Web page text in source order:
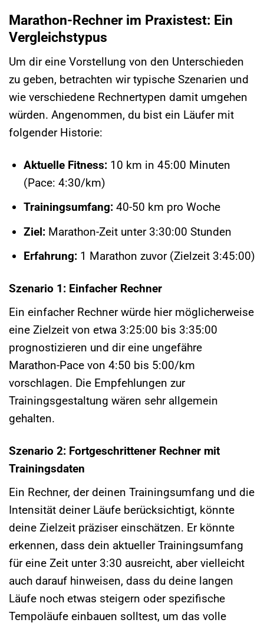
Marathon-Rechner im Praxistest: Ein
Vergleichstypus
Um dir eine Vorstellung von den Unterschieden
zu geben, betrachten wir typische Szenarien und
wie verschiedene Rechnertypen damit umgehen
würden. Angenommen, du bist ein Läufer mit
folgender Historie:
Aktuelle Fitness:10 km in 45:00 Minuten
(Pace: 4:30/km)
Trainingsumfang:40-50 km pro Woche
Ziel:Marathon-Zeit unter 3:30:00 Stunden
Erfahrung:1 Marathon zuvor (Zielzeit 3:45:00)
Szenario 1: Einfacher Rechner
Ein einfacher Rechner würde hier möglicherweise
eine Zielzeit von etwa 3:25:00 bis 3:35:00
prognostizieren und dir eine ungefähre
Marathon-Pace von 4:50 bis 5:00/km
vorschlagen. Die Empfehlungen zur
Trainingsgestaltung wären sehr allgemein
gehalten.
Szenario 2: Fortgeschrittener Rechner mit
Trainingsdaten
Ein Rechner, der deinen Trainingsumfang und die
Intensität deiner Läufe berücksichtigt, könnte
deine Zielzeit präziser einschätzen. Er könnte
erkennen, dass dein aktueller Trainingsumfang
für eine Zeit unter 3:30 ausreicht, aber vielleicht
auch darauf hinweisen, dass du deine langen
Läufe noch etwas steigern oder spezifische
Tempoläufe einbauen solltest, um das volle